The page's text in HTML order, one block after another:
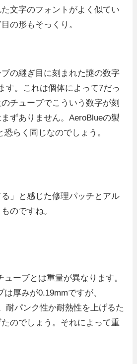
文字のフォントがよく似てい
の形もそっくり。
の継ぎ目に刻まれた謎の数字
す。これは個体によって7だっ
チューブでこういう数字が刻
ずありません。AeroBlueの製
らく同じなのでしょう。
」と感じた修理パッチとアル
のですね。
ューブとは重量が異なります。
厚みが0.19mmですが、
耐パンク性か耐熱性を上げるた
のでしょう。それによって重